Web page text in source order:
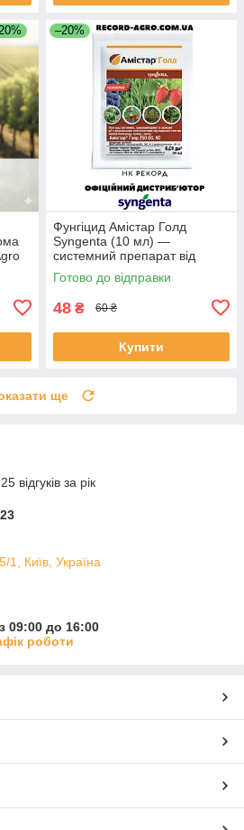
–20%
Фунгіцид Амістар Голд
Syngenta (10 мл) —
системний препарат від
хвороб ОПТ від 4 шт!
Готово до відправки
48 ₴ 60 ₴
Купити
ще
відгуків за рік
1, Київ, Україна
09:00 до 16:00
роботи